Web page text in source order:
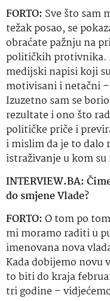
FORTO: Sve što sam
težak posao, se
obraćate pažnju na
političkih protivnika.
medijski napisi koji
motivisaniinetačni–
Izuzetno sam se
rezultate i ono što
političke priče i
i mislim da je to dalo
istraživanje u kom
INTERVIEW.BA:
do smjene Vlade?
FORTO:O tom po
mi moramo raditi u
imenovana nova
Kada dobijemo novu
to biti do kraja
tri godine –